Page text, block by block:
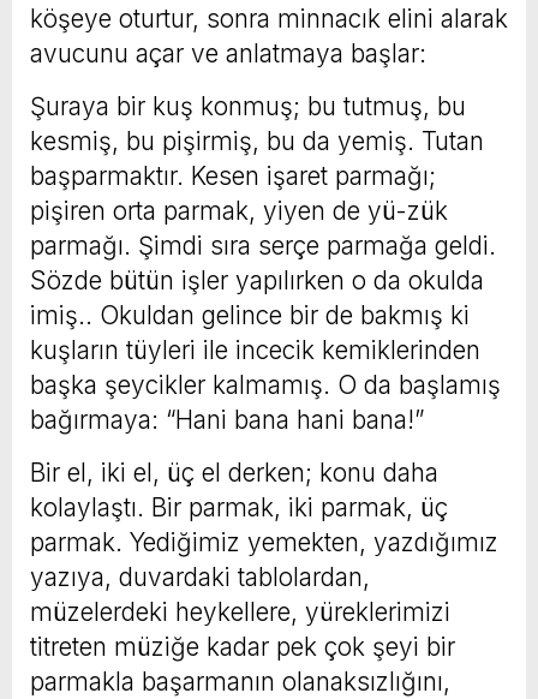
köşeye oturtur, sonra minnacık elini alarak
avucunu açar ve anlatmaya başlar:
Şuraya bir kuş konmuş; bu tutmuş, bu
kesmiş, bu pişirmiş, bu da yemiş. Tutan
başparmaktır. Kesen işaret parmağı;
pişiren orta parmak, yiyen de yü-zük
parmağı. Şimdi sıra serçe parmağa geldi.
Sözde bütün işler yapılırken o da okulda
imiş.. Okuldan gelince bir de bakmış ki
kuşların tüyleri ile incecik kemiklerinden
başka şeycikler kalmamış. O da başlamış
bağırmaya: “Hani bana hani bana!”
Bir el, iki el, üç el derken; konu daha
kolaylaştı. Bir parmak, iki parmak, üç
parmak. Yediğimiz yemekten, yazdığımız
yazıya, duvardaki tablolardan,
müzelerdeki heykellere, yüreklerimizi
titreten müziğe kadar pek çok şeyi bir
parmakla başarmanın olanaksızlığını,